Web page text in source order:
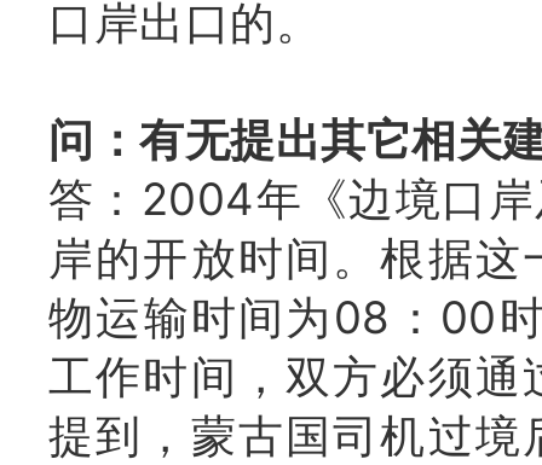
口岸出口的。
问：有无提出其它相关
答：2004年《边境口
岸的开放时间。根据
物运输时间为08：00
工作时间，双方必须通
提到，蒙古国司机过